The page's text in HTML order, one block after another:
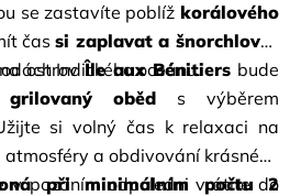
se zastavíte poblíž korálového
čas si zaplavat a šnorchlovat
Indického oceánu.
ostrovÎle aux Bénitiers bude
grilovaný oběd
s výběrem
si volný čas k relaxaci na
a obdivování krásného
v pozdním odpoledni vrátíte do
při minimálním počtu 2